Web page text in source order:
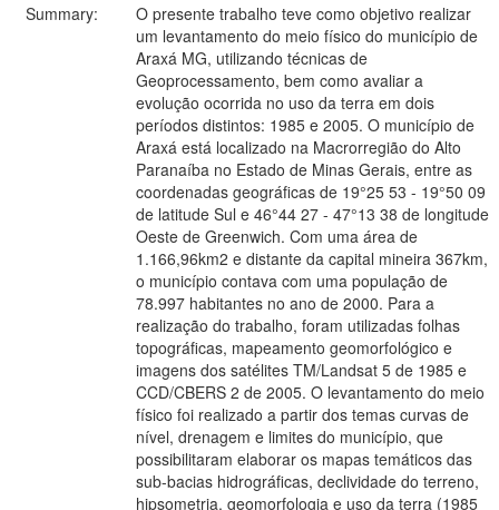
Summary:
O presente trabalho teve como objetivo realizar
um levantamento do meio físico do município de
Araxá MG, utilizando técnicas de
Geoprocessamento, bem como avaliar a
evolução ocorrida no uso da terra em dois
períodos distintos: 1985 e 2005. O município de
Araxá está localizado na Macrorregião do Alto
Paranaíba no Estado de Minas Gerais, entre as
coordenadas geográficas de 19°25 53 - 19°50 09
de latitude Sul e 46°44 27 - 47°13 38 de longitude
Oeste de Greenwich. Com uma área de
1.166,96km2 e distante da capital mineira 367km,
o município contava com uma população de
78.997 habitantes no ano de 2000. Para a
realização do trabalho, foram utilizadas folhas
topográficas, mapeamento geomorfológico e
imagens dos satélites TM/Landsat 5 de 1985 e
CCD/CBERS 2 de 2005. O levantamento do meio
físico foi realizado a partir dos temas curvas de
nível, drenagem e limites do município, que
possibilitaram elaborar os mapas temáticos das
sub-bacias hidrográficas, declividade do terreno,
hipsometria, geomorfologia e uso da terra (1985